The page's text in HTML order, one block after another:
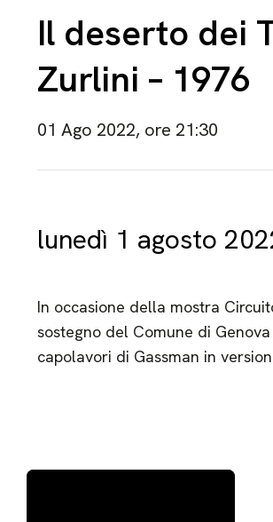
Il deserto dei
Zurlini – 1976
01 Ago 2022, ore 21:30
lunedì 1 agosto
In occasione della mostra
sostegno del Comune di
capolavori di Gassman in